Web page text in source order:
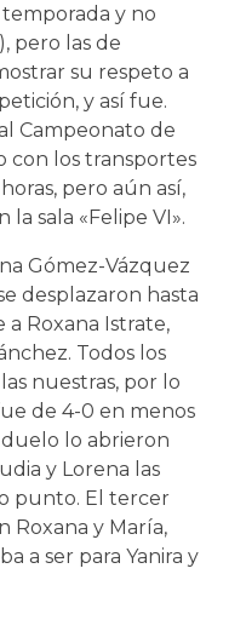
y no
pero las de
su respeto a
y así fue.
Campeonato de
con los transportes
pero aún así,
la sala «Felipe VI».
Gómez-Vázquez
desplazaron hasta
a Roxana Istrate,
Todos los
nuestras, por lo
de 4-0 en menos
lo abrieron
y Lorena las
punto. El tercer
Roxana y María,
a ser para Yanira y